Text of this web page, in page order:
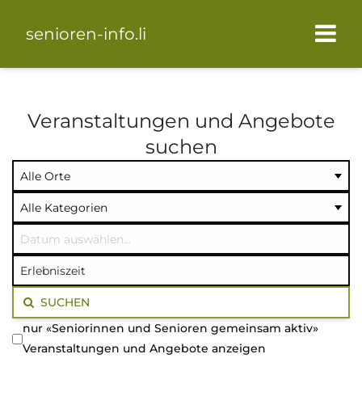
senioren-info.li
Veranstaltungen und Angebote
suchen
auswählen
auswählen
auswählen
Volltextsuche
SUCHEN
nur «Seniorinnen und Senioren gemeinsam aktiv»
Veranstaltungen und Angebote anzeigen